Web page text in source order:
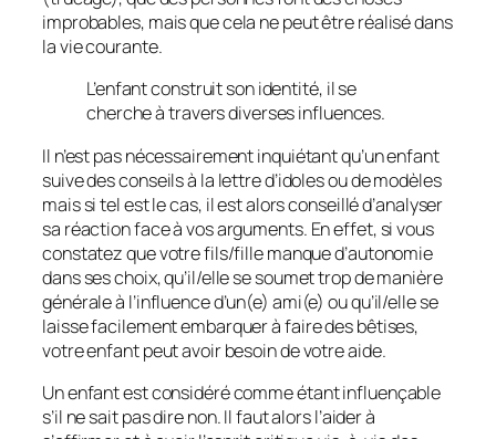
improbables, mais que cela ne peut être réalisé dans
la vie courante.
L’enfant construit son identité, il se
cherche à travers diverses influences.
Il n’est pas nécessairement inquiétant qu’un enfant
suive des conseils à la lettre d’idoles ou de modèles
mais si tel est le cas, il est alors conseillé d’analyser
sa réaction face à vos arguments. En effet, si vous
constatez que votre fils/fille manque d’autonomie
dans ses choix, qu’il/elle se soumet trop de manière
générale à l’influence d’un(e) ami(e) ou qu’il/elle se
laisse facilement embarquer à faire des bêtises,
votre enfant peut avoir besoin de votre aide.
Un enfant est considéré comme étant influençable
s’il ne sait pas dire non. Il faut alors l’aider à